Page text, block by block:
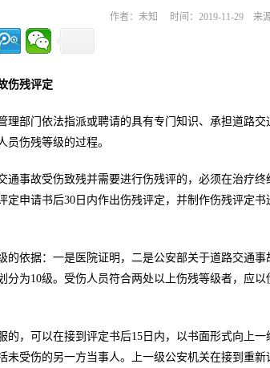
作者：未知 时间：2019-11-29 来
伤残评定
理部门依法指派或聘请的具有专门知识、承担道路
员伤残等级的过程。
通事故受伤致残并需要进行伤残评的，必须在治疗
定申请书后30日内作出伤残评定，并制作伤残评定
的依据：一是医院证明，二是公安部关于道路交通
分为10级。受伤人员符合两处以上伤残等级者，应
的，可以在接到评定书后15日内，以书面形式向上
未受伤的另一方当事人。上一级公安机关在接到重